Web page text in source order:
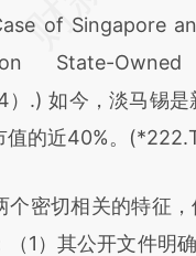
of Singapore
State-
）.) 如今，淡马锡
值的近40%。
密切相关的特征，
（1）其公开文件明